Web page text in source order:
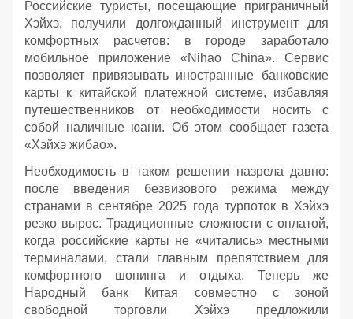
Российские туристы, посещающие приграничный
Хэйхэ, получили долгожданный инструмент для
комфортных расчетов: в городе заработало
мобильное приложение «Nihao China». Сервис
позволяет привязывать иностранные банковские
карты к китайской платежной системе, избавляя
путешественников от необходимости носить с
собой наличные юани. Об этом сообщает газета
«Хэйхэ жибао».
Необходимость в таком решении назрела давно:
после введения безвизового режима между
странами в сентябре 2025 года турпоток в Хэйхэ
резко вырос. Традиционные сложности с оплатой,
когда российские карты не «читались» местными
терминалами, стали главным препятствием для
комфортного шопинга и отдыха. Теперь же
Народный банк Китая совместно с зоной
свободной торговли Хэйхэ предложили